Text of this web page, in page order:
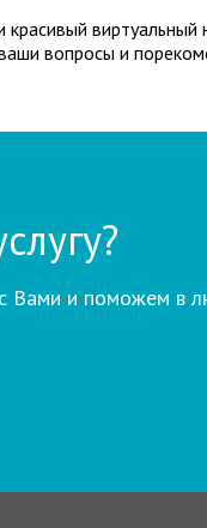
виртуальный
вопросы и
Вами и поможем в